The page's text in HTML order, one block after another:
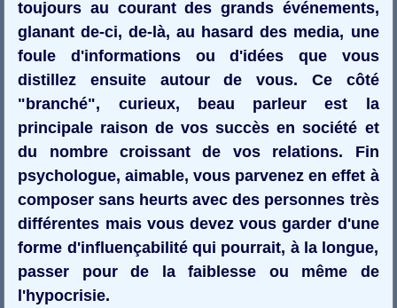
toujours au courant des grands événements,
glanant de-ci, de-là, au hasard des media, une
foule d'informations ou d'idées que vous
distillez ensuite autour de vous. Ce côté
"branché", curieux, beau parleur est la
principale raison de vos succès en société et
du nombre croissant de vos relations. Fin
psychologue, aimable, vous parvenez en effet à
composer sans heurts avec des personnes très
différentes mais vous devez vous garder d'une
forme d'influençabilité qui pourrait, à la longue,
passer pour de la faiblesse ou même de
l'hypocrisie.